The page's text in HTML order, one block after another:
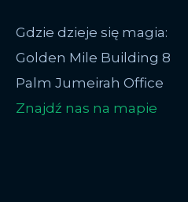
Gdzie dzieje się magia:
Golden Mile Building 8
Palm Jumeirah Office
Znajdź nas na mapie